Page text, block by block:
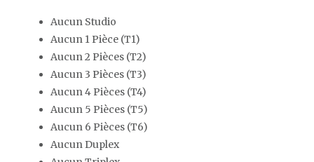
Aucun Studio
Aucun 1 Pièce (T1)
Aucun 2 Pièces (T2)
Aucun 3 Pièces (T3)
Aucun 4 Pièces (T4)
Aucun 5 Pièces (T5)
Aucun 6 Pièces (T6)
Aucun Duplex